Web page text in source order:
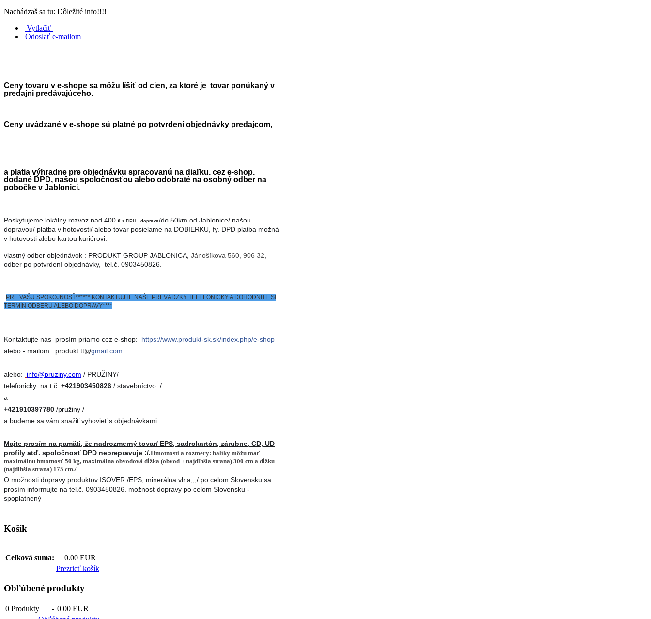
Nachádzaš sa tu: Dôležité info!!!!
| Vytlačiť |
Odoslať e-mailom
Ceny tovaru v e-shope sa môžu líšiť od cien, za ktoré je tovar ponúkaný v
predajni predávajúceho.
Ceny uvádzané v e-shope sú platné po potvrdení objednávky predajcom,
a platia výhradne pre objednávku spracovanú na diaľku, cez e-shop,
dodané DPD, našou spoločnosťou alebo odobraté na osobný odber na
pobočke v Jablonici.
Poskytujeme lokálny rozvoz nad 400 € s DPH +doprava/do 50km od Jablonice/ našou
dopravou/ platba v hotovosti/ alebo tovar posielame na DOBIERKU, fy. DPD platba možná
v hotovosti alebo kartou kuriérovi.
vlastný odber objednávok : PRODUKT GROUP JABLONICA, Jánošíkova 560, 906 32,
odber po potvrdení objednávky, tel.č. 0903450826.
PRE VAŠU SPOKOJNOSŤ****** KONTAKTUJTE NAŚE PREVÁDZKY TELEFONICKY A DOHODNITE SI
TERMÍN ODBERU ALEBO DOPRAVY****
Kontaktujte nás prosím priamo cez e-shop: https://www.produkt-sk.sk/index.php/e-shop
alebo - mailom: produkt.tt@gmail.com
alebo: info@pruziny.com / PRUŽINY/
telefonicky: na t.č. +421903450826 / stavebníctvo /
a
+421910397780 /pružiny /
a budeme sa vám snažiť vyhovieť s objednávkami.
Majte prosím na pamäti, že nadrozmerný tovar/ EPS, sadrokartón, zárubne, CD, UD
profily atď. spoločnosť DPD neprepravuje :/.Hmotnosti a rozmery: balíky môžu mať
maximálnu hmotnosť 50 kg, maximálna obvodová dĺžka (obvod + najdlhšia strana) 300 cm a dĺžku
(najdlhšia strana) 175 cm./
O možnosti dopravy produktov ISOVER /EPS, minerálna vlna,,,/ po celom Slovensku sa
prosím informujte na tel.č. 0903450826, možnosť dopravy po celom Slovensku -
spoplatnený
Košík
Celková suma:
0.00 EUR
Prezrieť košík
Obľúbené produkty
0 Produkty - 0.00 EUR